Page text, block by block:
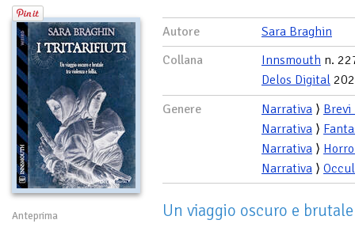
Anteprima
Autore
Sara Braghin
Collana
Innsmouth n.
Delos Digital
Genere
Narrativa ⟩ Brevi
Narrativa ⟩
Narrativa ⟩
Narrativa ⟩
Un viaggio oscuro e